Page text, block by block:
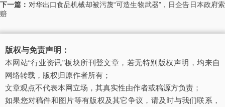
下一篇： 对华出口食品机械却被污蔑“可造生物武器”，日企告日本政府索
赔
版权与免责声明：
本网站“行业资讯”板块所刊登文章，若无特别版权声明，均来自
网络转载，版权归原作者所有；
文章观点不代表本网立场，其真实性由作者或稿源方负责；
如果您对稿件和图片等有版权及其它争议，请及时与我们联系，